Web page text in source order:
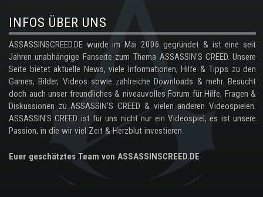
INFOS ÜBER UNS
ASSASSINSCREED.DE wurde im Mai 2006 gegründet & ist eine seit
Jahren unabhängige Fanseite zum Thema ASSASSIN'S CREED. Unsere
Seite bietet aktuelle News, viele Informationen, Hilfe & Tipps zu den
Games, Bilder, Videos sowie zahlreiche Downloads & mehr. Besucht
doch auch unser freundliches & niveauvolles Forum für Hilfe, Fragen &
Diskussionen zu ASSASSIN'S CREED & vielen anderen Videospielen.
ASSASSIN'S CREED ist für uns nicht nur ein Videospiel, es ist unsere
Passion, in die wir viel Zeit & Herzblut investieren.
Euer geschätztes Team von ASSASSINSCREED.DE